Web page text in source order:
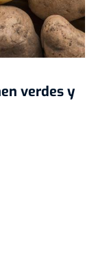
verdes y